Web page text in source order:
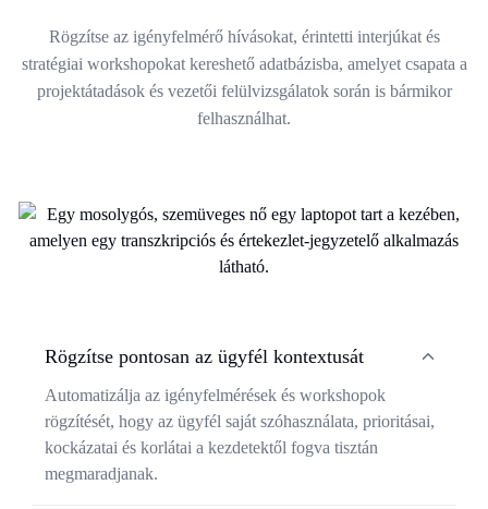
Rögzítse az igényfelmérő hívásokat, érintetti interjúkat és
stratégiai workshopokat kereshető adatbázisba, amelyet csapata a
projektátadások és vezetői felülvizsgálatok során is bármikor
felhasználhat.
Rögzítse pontosan az ügyfél kontextusát
Automatizálja az igényfelmérések és workshopok
rögzítését, hogy az ügyfél saját szóhasználata, prioritásai,
kockázatai és korlátai a kezdetektől fogva tisztán
megmaradjanak.